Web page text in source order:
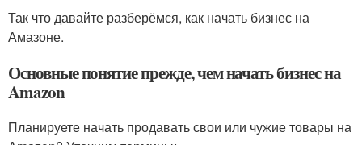
Так что давайте разберёмся, как начать бизнес на
Амазоне.
Основные понятие прежде, чем начать бизнес на
Amazon
Планируете начать продавать свои или чужие товары на